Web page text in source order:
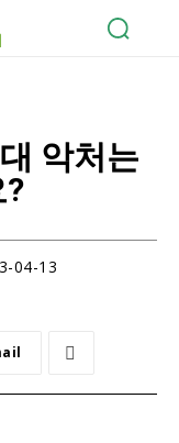
악처는
04-13